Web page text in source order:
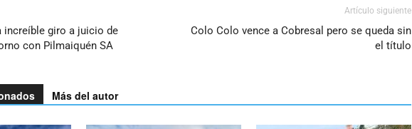
increíble giro a juicio de
con Pilmaiquén SA
Artículo siguiente
Colo Colo vence a Cobresal pero se queda sin
el título
Más del autor